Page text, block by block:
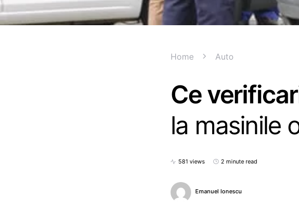
Home Auto
Ce
la masinile
581 views 2 minute read
Emanuel Ionescu